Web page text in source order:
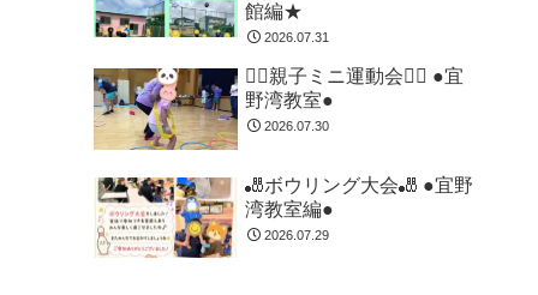
館編★
2026.07.31
🏃‍♂️親子ミニ運動会🏃‍♂️ ●宜
野湾教室●
2026.07.30
🎳ボウリング大会🎳 ●宜野
湾教室編●
2026.07.29